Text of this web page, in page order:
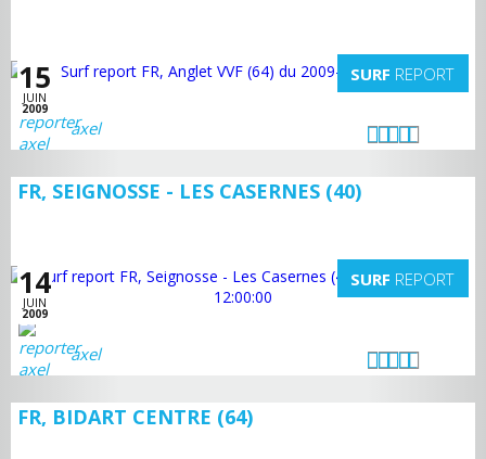
15
JUIN
2009
SURF REPORT
axel
FR, SEIGNOSSE - LES CASERNES (40)
14
JUIN
2009
SURF REPORT
axel
FR, BIDART CENTRE (64)